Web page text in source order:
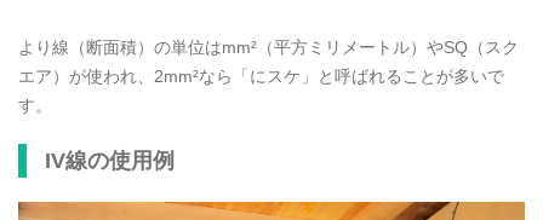
より線（断面積）の単位はmm²（平方ミリメートル）やSQ（スク
エア）が使われ、2mm²なら「にスケ」と呼ばれることが多いで
す。
IV線の使用例